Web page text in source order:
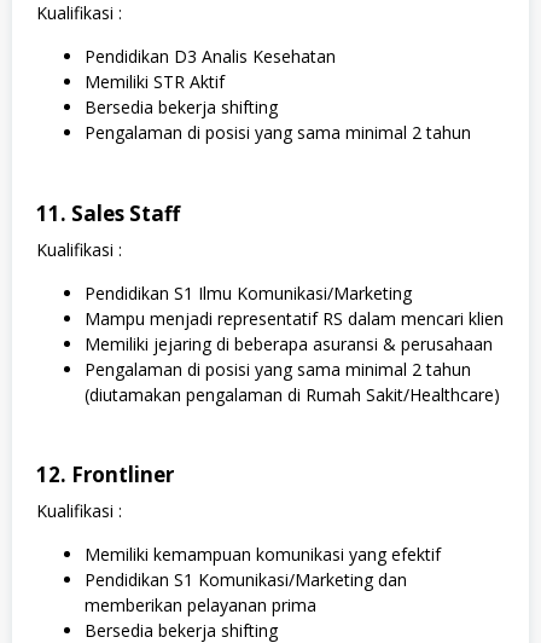
Kualifikasi :
Pendidikan D3 Analis Kesehatan
Memiliki STR Aktif
Bersedia bekerja shifting
Pengalaman di posisi yang sama minimal 2 tahun
11. Sales Staff
Kualifikasi :
Pendidikan S1 Ilmu Komunikasi/Marketing
Mampu menjadi representatif RS dalam mencari klien
Memiliki jejaring di beberapa asuransi & perusahaan
Pengalaman di posisi yang sama minimal 2 tahun
(diutamakan pengalaman di Rumah Sakit/Healthcare)
12. Frontliner
Kualifikasi :
Memiliki kemampuan komunikasi yang efektif
Pendidikan S1 Komunikasi/Marketing dan
memberikan pelayanan prima
Bersedia bekerja shifting